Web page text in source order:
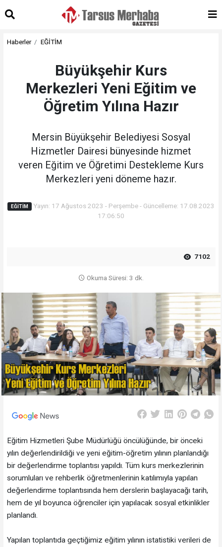
Haberler EĞİTİM
Büyükşehir Kurs
Merkezleri Yeni Eğitim ve
Öğretim Yılına Hazır
Mersin Büyükşehir Belediyesi Sosyal
Hizmetler Dairesi bünyesinde hizmet
veren Eğitim ve Öğretimi Destekleme Kurs
Merkezleri yeni döneme hazır.
EĞİTİM
Yayın: 17 Ağustos 2023 - Perşembe - Güncelleme: 17.08.2023
17:06:50
7102
Okuma Süresi: 3 dk.
Eğitim Hizmetleri Şube Müdürlüğü öncülüğünde, bir önceki
yılın değerlendirildiği ve yeni eğitim-öğretim yılının planlandığı
bir değerlendirme toplantısı yapıldı. Tüm kurs merkezlerinin
sorumluları ve rehberlik öğretmenlerinin katılımıyla yapılan
değerlendirme toplantısında hem derslerin başlayacağı tarih,
hem de yıl boyunca öğrenciler için yapılacak sosyal etkinlikler
planlandı.
Yapılan toplantıda geçtiğimiz eğitim yılının istatistiki verileri de